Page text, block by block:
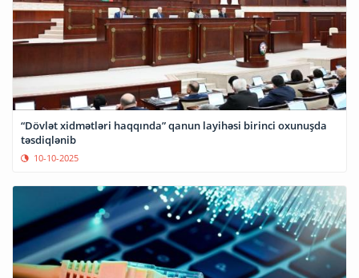
“Dövlət xidmətləri haqqında” qanun layihəsi birinci oxunuşda
təsdiqlənib
10-10-2025